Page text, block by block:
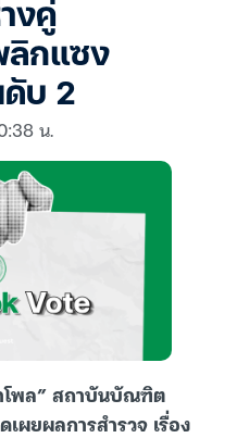
งคู่
ลิกแซง
บ 2
น.
โพล” สถาบันบัณฑิต
ผยผลการสำรวจ เรื่อง